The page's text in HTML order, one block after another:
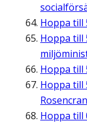
Hoppa till
Hoppa till
Hoppa till
Hoppa till
Hoppa till